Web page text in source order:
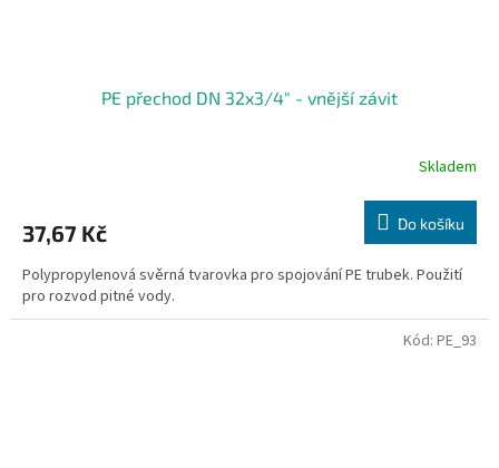
PE přechod DN 32x3/4" - vnější závit
Skladem
37,67 Kč Do košíku
Polypropylenová svěrná tvarovka pro spojování PE trubek. Použití
pro rozvod pitné vody.
Kód: PE_93